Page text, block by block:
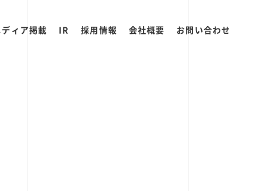
ィア掲載 IR 採用情報 会社概要 お問い合わせ